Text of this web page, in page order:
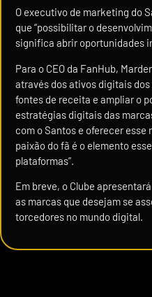
O executivo de marketing do
que “possibilitar o
significa abrir oportunidades
Para o CEO da FanHub,
através dos ativos digitais
fontes de receita e ampliar o
estratégias digitais das
com o Santos e oferecer esse
paixão do fã é o elemento
plataformas”.
Em breve, o Clube
as marcas que desejam se
torcedores no mundo digital.